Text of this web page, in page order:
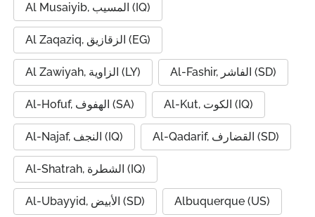
Al Musaiyib, المسيب (IQ)
Al Zaqaziq, الزقازيق (EG)
Al Zawiyah, الزاوية (LY) Al-Fashir, الفاشر (SD)
Al-Hofuf, الهفوف (SA) Al-Kut, الكوت (IQ)
Al-Najaf, النجف (IQ) Al-Qadarif, القضارف (SD)
Al-Shatrah, الشطرة (IQ)
Al-Ubayyid, الأبيض (SD) Albuquerque (US)